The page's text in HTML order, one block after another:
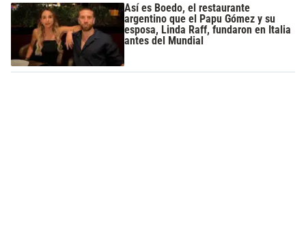
Así es Boedo, el restaurante
argentino que el Papu Gómez y su
esposa, Linda Raff, fundaron en Italia
antes del Mundial